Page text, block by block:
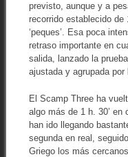
previsto, aunque y a
recorrido establecido
‘peques’. Esa poca
retraso importante en
salida, lanzado la
ajustada y agrupada por
El Scamp Three ha
algo más de 1 h. 30’ en
han ido llegando
segunda en real,
Griego los más cercanos.